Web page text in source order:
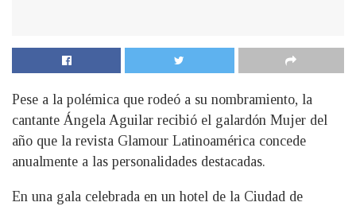
Pese a la polémica que rodeó a su nombramiento, la
cantante Ángela Aguilar recibió el galardón Mujer del
año que la revista Glamour Latinoamérica concede
anualmente a las personalidades destacadas.
En una gala celebrada en un hotel de la Ciudad de